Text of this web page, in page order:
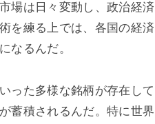
場は日々変動し、政治経済
を練る上では、各国の経済
なるんだ。
った多様な銘柄が存在して
蓄積されるんだ。特に世界